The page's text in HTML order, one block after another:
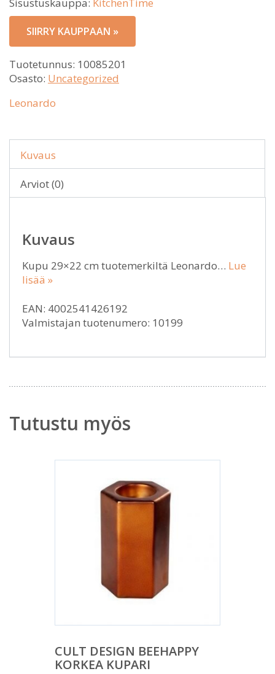
SIIRRY KAUPPAAN »
Tuotetunnus: 10085201
Osasto: Uncategorized
Leonardo
Kuvaus
Arviot (0)
Kuvaus
Kupu 29×22 cm tuotemerkiltä Leonardo… Lue
lisää »
EAN: 4002541426192
Valmistajan tuotenumero: 10199
Tutustu myös
CULT DESIGN BEEHAPPY
KORKEA KUPARI